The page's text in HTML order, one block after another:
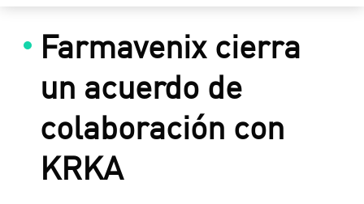
Farmavenix cierra
un acuerdo de
colaboración con
KRKA